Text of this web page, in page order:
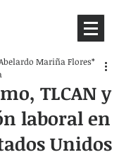
TLCAN y
laboral en
Unidos
Mariña Flores*